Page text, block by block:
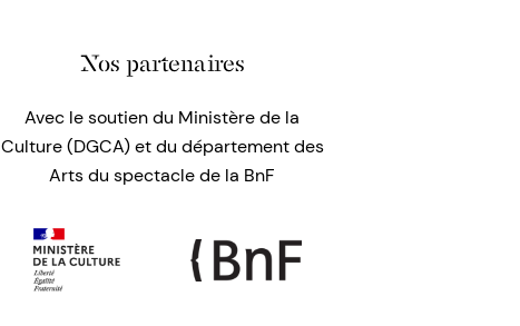
Nos partenaires
Avec le soutien du Ministère de la
Culture (DGCA) et du département des
Arts du spectacle de la BnF